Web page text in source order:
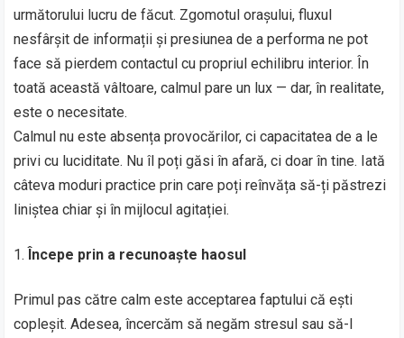
următorului lucru de făcut. Zgomotul orașului, fluxul
nesfârșit de informații și presiunea de a performa ne pot
face să pierdem contactul cu propriul echilibru interior. În
toată această vâltoare, calmul pare un lux — dar, în realitate,
este o necesitate.
Calmul nu este absența provocărilor, ci capacitatea de a le
privi cu luciditate. Nu îl poți găsi în afară, ci doar în tine. Iată
câteva moduri practice prin care poți reînvăța să-ți păstrezi
liniștea chiar și în mijlocul agitației.
Începe prin a recunoaște haosul
Primul pas către calm este acceptarea faptului că ești
copleșit. Adesea, încercăm să negăm stresul sau să-l